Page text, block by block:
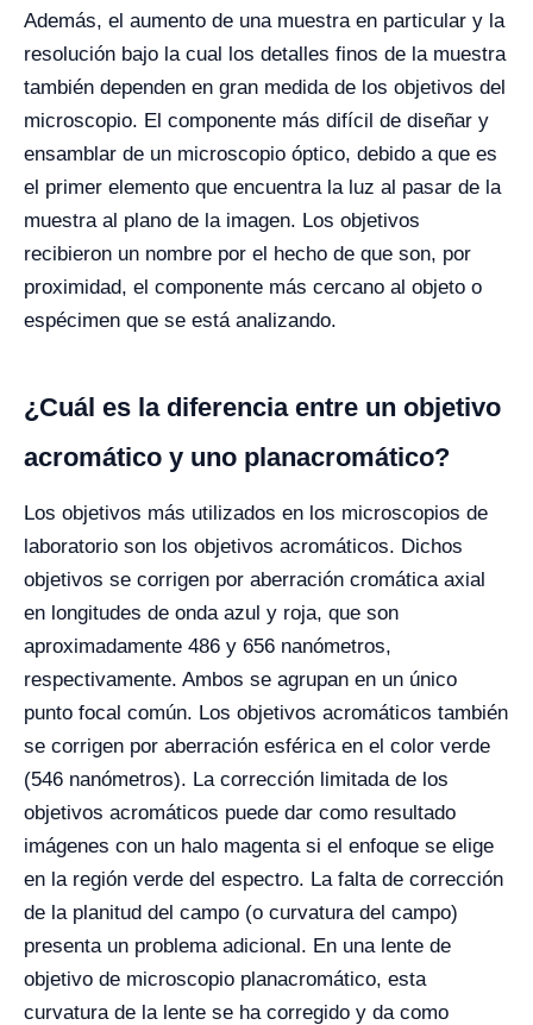
Además, el aumento de una muestra en particular y la
resolución bajo la cual los detalles finos de la muestra
también dependen en gran medida de los objetivos del
microscopio. El componente más difícil de diseñar y
ensamblar de un microscopio óptico, debido a que es
el primer elemento que encuentra la luz al pasar de la
muestra al plano de la imagen. Los objetivos
recibieron un nombre por el hecho de que son, por
proximidad, el componente más cercano al objeto o
espécimen que se está analizando.
¿Cuál es la diferencia entre un objetivo
acromático y uno planacromático?
Los objetivos más utilizados en los microscopios de
laboratorio son los objetivos acromáticos. Dichos
objetivos se corrigen por aberración cromática axial
en longitudes de onda azul y roja, que son
aproximadamente 486 y 656 nanómetros,
respectivamente. Ambos se agrupan en un único
punto focal común. Los objetivos acromáticos también
se corrigen por aberración esférica en el color verde
(546 nanómetros). La corrección limitada de los
objetivos acromáticos puede dar como resultado
imágenes con un halo magenta si el enfoque se elige
en la región verde del espectro. La falta de corrección
de la planitud del campo (o curvatura del campo)
presenta un problema adicional. En una lente de
objetivo de microscopio planacromático, esta
curvatura de la lente se ha corregido y da como